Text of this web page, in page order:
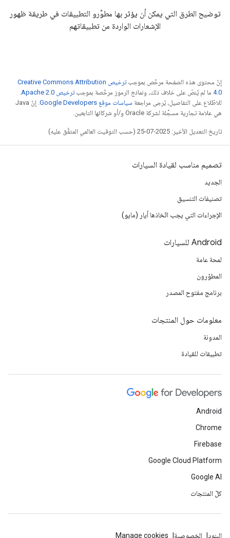
توضيح الطرق التي يمكن أن يؤثر بها مطوِّرو التطبيقات في طريقة ظهور
الإشعارات الواردة من تطبيقاتهم
إنّ محتوى هذه الصفحة مرخّص بموجب
ترخيص Creative Commons Attribution
4.0‏ ما لم يُنصّ على خلاف ذلك، ونماذج الرموز مرخّصة بموجبترخيص Apache 2.0‏
.
للاطّلاع على التفاصيل، يُرجى مراجعة سياسات موقع Google Developers‏
. إنّ Java
هي علامة تجارية مسجَّلة لشركة Oracle و/أو شركائها التابعين.
تاريخ التعديل الأخير: 2025-07-25 (حسب التوقيت العالمي المتفَّق عليه)
تصميم مناسب لقيادة السيارات
الجديد
تصنيفات التنسيق
الإجراءات التي يجب اتّخاذها أيار (مايو)
‫Android للسيارات
لمحة عامة
المطوّرون
برنامج مفتوح المصدر
معلومات حول المنتجات
المدونة
تطبيقات للقيادة
Android
Chrome
Firebase
Google Cloud Platform
Google AI
كلّ المنتجات
البنود الخصوصية Manage cookies